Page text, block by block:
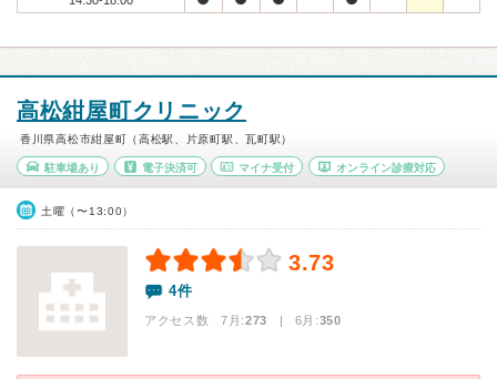
高松紺屋町クリニック
香川県高松市紺屋町（高松駅、片原町駅、瓦町駅）
駐車場あり 電子決済可 マイナ受付 オンライン診療対応
土曜（〜13:00）
3.73
4件
アクセス数 7月:273 | 6月:350